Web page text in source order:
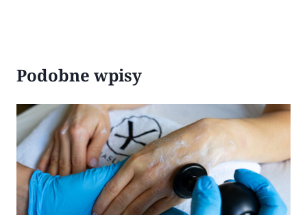
Podobne wpisy